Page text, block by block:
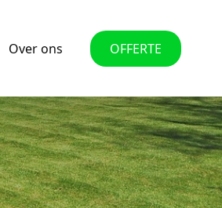
Over ons OFFERTE